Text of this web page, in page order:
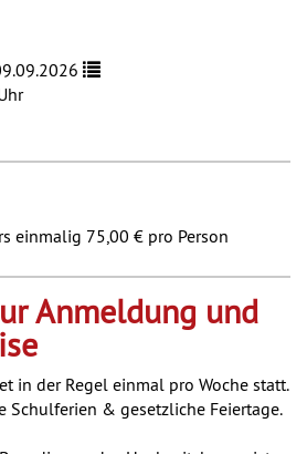
einmalig 75,00 € pro Person
Anmeldung und
in der Regel einmal pro Woche statt.
Schulferien & gesetzliche Feiertage.